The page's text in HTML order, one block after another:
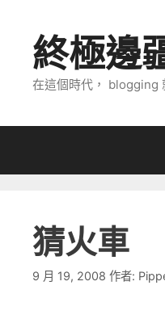
終極邊
在這個時代， blogging
猜火車
9 月 19, 2008 作者: